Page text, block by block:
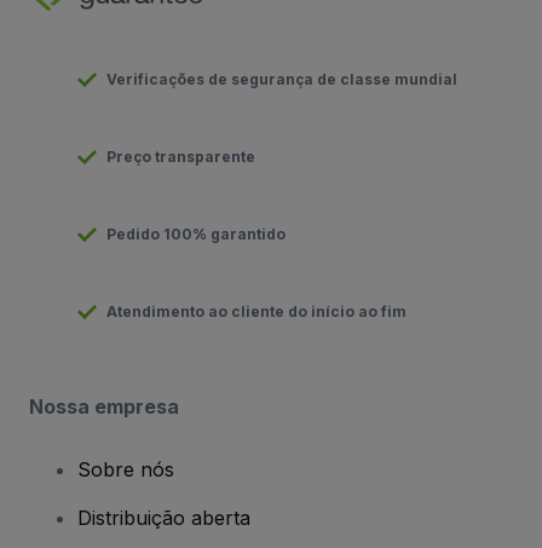
Verificações de segurança de classe mundial
Preço transparente
Pedido 100% garantido
Atendimento ao cliente do início ao fim
Nossa empresa
Sobre nós
Distribuição aberta